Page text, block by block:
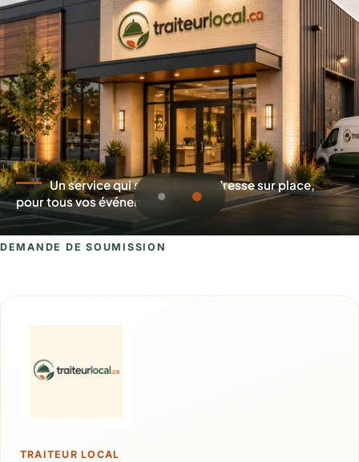
Un service qui se déplace et dresse sur place,
pour tous vos événements
DEMANDE DE SOUMISSION
TRAITEUR LOCAL